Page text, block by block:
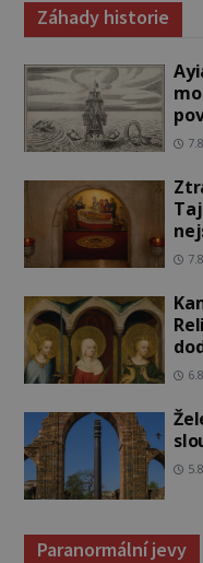
Záhady historie
Paranormální jevy